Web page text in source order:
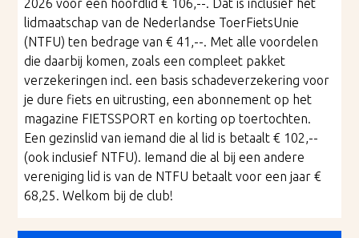
2026 voor een hoofdlid € 106,--. Dat is inclusief het
lidmaatschap van de Nederlandse ToerFietsUnie
(NTFU) ten bedrage van € 41,--. Met alle voordelen
die daarbij komen, zoals een compleet pakket
verzekeringen incl. een basis schadeverzekering voor
je dure fiets en uitrusting, een abonnement op het
magazine FIETSSPORT en korting op toertochten.
Een gezinslid van iemand die al lid is betaalt € 102,--
(ook inclusief NTFU). Iemand die al bij een andere
vereniging lid is van de NTFU betaalt voor een jaar €
68,25. Welkom bij de club!